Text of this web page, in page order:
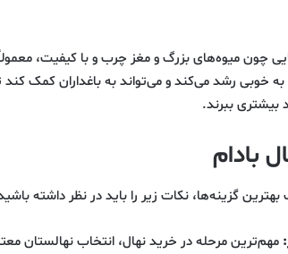
چون میوه‌های بزرگ و مغز چرب و با کیفیت،
خوبی رشد می‌کند و می‌تواند به باغداران کمک
بیشتری ببرند.
بادام
بهترین گزینه‌ها، نکات زیر را باید در نظر داشته
مهم‌ترین مرحله در خرید نهال، انتخاب نهالستان